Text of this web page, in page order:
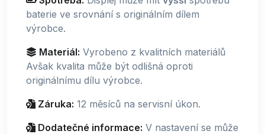
baterie ve srovnání s originálním dílem
výrobce.
Materiál: Vyrobeno z kvalitních materiálů
Avšak kvalita může být odlišná oproti
originálnímu dílu výrobce.
Záruka: 12 měsíců na servisní úkon.
Dodatečné informace: V nastavení se může